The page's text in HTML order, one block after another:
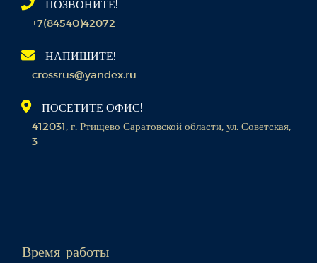
ПОЗВОНИТЕ!
+7(84540)42072
НАПИШИТЕ!
crossrus@yandex.ru
ПОСЕТИТЕ ОФИС!
412031, г. Ртищево Саратовской области, ул. Советская,
3
Время работы